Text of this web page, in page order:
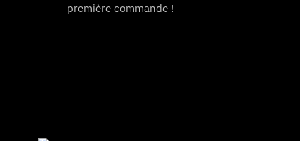
première commande !